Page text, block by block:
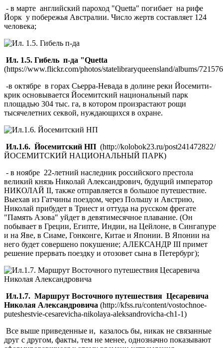
- в марте английский пароход "Quetta" погибает на рифе
Йорк у побережья Австралии. Число жертв составляет 124
человека;
Ил. 1.5. Гибель п-да "Quetta
(https://www.flickr.com/photos/statelibraryqueensland/albums/
-в октябре в горах Сьерра-Невада в долине реки Йосемити-
крик основывается Йосемитский национальный парк
площадью 304 тыс. га, в котором произрастают рощи
тысячелетних секвой, нуждающихся в охране.
Ил.1.6. Йосемитский НП (http://kolobok23.ru/post241472822/
ЙОСЕМИТСКИЙ НАЦИОНАЛЬНЫЙ ПАРК)
- в ноябре 22-летний наследник российского престола
великий князь Николай Александрович, будущий император
НИКОЛАЙ II, также отправляется в большое путешествие.
Выехав из Гатчины поездом, через Польшу и Австрию,
Николай прибудет в Триест и оттуда на русском фрегате
"Память Азова" уйдет в девятимесячное плавание. (Он
побывает в Греции, Египте, Индии, на Цейлоне, в Сингапуре
и на Яве, в Сиаме, Гонконге, Китае и Японии. В Японии на
него будет совершено покушение; АЛЕКСАНДР III примет
решение прервать поездку и отозовет сына в Петербург);
Ил.1.7. Маршрут Восточного путешествия Цесаревича
Николая Александровича (http://kfss.ru/content/vostochnoe-
puteshestvie-cesarevicha-nikolaya-aleksandrovicha-ch1-1)
Все выше приведенные и, казалось бы, никак не связанные
друг с другом, факты, тем не менее, однозначно показывают